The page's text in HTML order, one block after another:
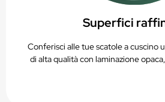
Superfici
Conferisci alle tue scatole a cuscino
di alta qualità con laminazione